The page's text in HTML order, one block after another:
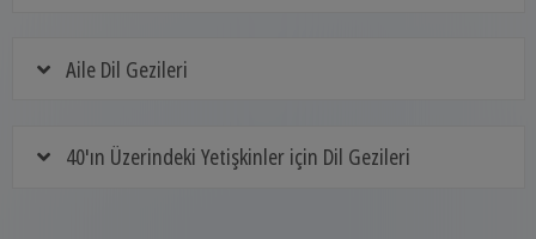
Aile Dil Gezileri
40'ın Üzerindeki Yetişkinler için Dil Gezileri